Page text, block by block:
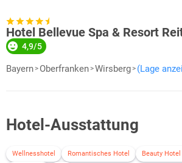
Hotel Bellevue Spa & Resort
4,9/5
Bayern Oberfranken Wirsberg (Lage
Hotel-Ausstattung
Wellnesshotel Romantisches Hotel
Beauty